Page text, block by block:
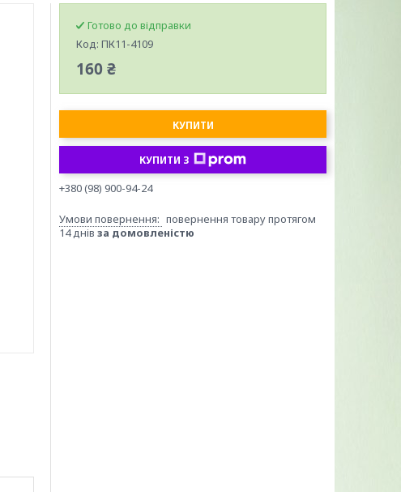
Готово до відправки
Код: ПК11-4109
160 ₴
КУПИТИ
КУПИТИ З
+380 (98) 900-94-24
повернення товару протягом
14 днів за домовленістю